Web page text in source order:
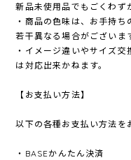
新品未使用品でもごくわず
・商品の色味は、お手持
若干異なる場合がございま
・イメージ違いやサイズ
は対応出来かねます。
【お支払い方法】
以下の各種お支払い方法を
・BASEかんたん決済